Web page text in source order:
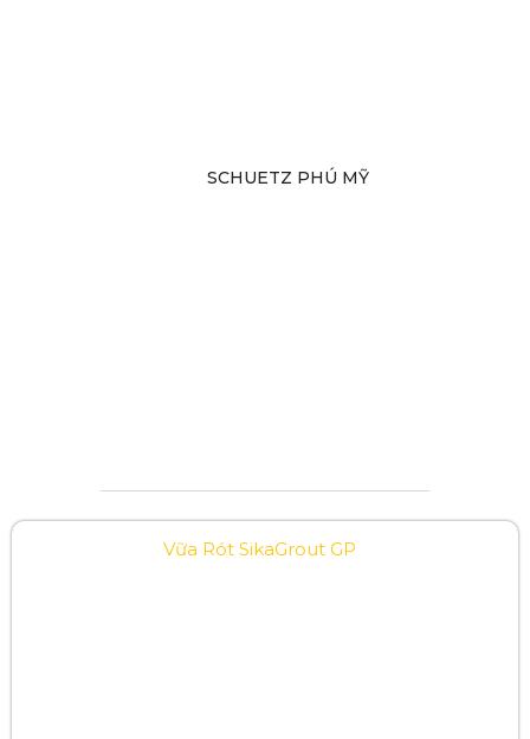
SCHUETZ PHÚ MỸ
Vữa Rót SikaGrout GP